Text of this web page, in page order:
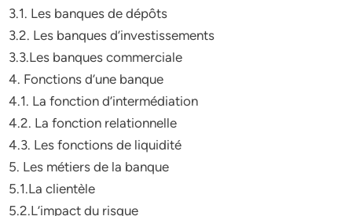
3.1. Les banques de dépôts
3.2. Les banques d’investissements
3.3.Les banques commerciale
4. Fonctions d’une banque
4.1. La fonction d’intermédiation
4.2. La fonction relationnelle
4.3. Les fonctions de liquidité
5. Les métiers de la banque
5.1.La clientèle
5.2.L’impact du risque